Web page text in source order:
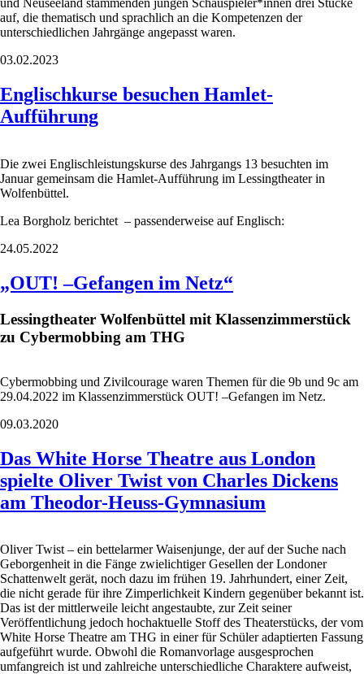
und Neuseeland stammenden jungen Schauspieler*innen drei Stücke
auf, die thematisch und sprachlich an die Kompetenzen der
unterschiedlichen Jahrgänge angepasst waren.
03.02.2023
Englischkurse besuchen Hamlet-
Aufführung
Die zwei Englischleistungskurse des Jahrgangs 13 besuchten im
Januar gemeinsam die Hamlet-Aufführung im Lessingtheater in
Wolfenbüttel.
Lea Borgholz berichtet – passenderweise auf Englisch:
24.05.2022
„OUT! –Gefangen im Netz“
Lessingtheater Wolfenbüttel mit Klassenzimmerstück
zu Cybermobbing am THG
Cybermobbing und Zivilcourage waren Themen für die 9b und 9c am
29.04.2022 im Klassenzimmerstück OUT! –Gefangen im Netz.
09.03.2020
Das White Horse Theatre aus London
spielte Oliver Twist von Charles Dickens
am Theodor-Heuss-Gymnasium
Oliver Twist – ein bettelarmer Waisenjunge, der auf der Suche nach
Geborgenheit in die Fänge zwielichtiger Gesellen der Londoner
Schattenwelt gerät, noch dazu im frühen 19. Jahrhundert, einer Zeit,
die nicht gerade für ihre Zimperlichkeit Kindern gegenüber bekannt ist.
Das ist der mittlerweile leicht angestaubte, zur Zeit seiner
Veröffentlichung jedoch hochaktuelle Stoff des Theaterstücks, der vom
White Horse Theatre am THG in einer für Schüler adaptierten Fassung
aufgeführt wurde. Obwohl die Romanvorlage ausgesprochen
umfangreich ist und zahlreiche unterschiedliche Charaktere aufweist,